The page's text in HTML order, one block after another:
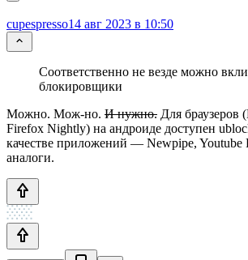
cupespresso14 авг 2023 в 10:50
Соответственно не везде можно
блокировщики
Можно. Мож-но. И нужно. Для браузеров
Firefox Nightly) на андроиде доступен
качестве приложений — Newpipe, Youtube
аналоги.